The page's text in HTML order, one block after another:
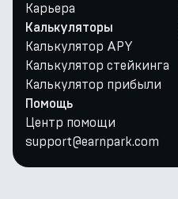
Карьера
Калькуляторы
Калькулятор APY
Калькулятор стейкинга
Калькулятор прибыли
Помощь
Центр помощи
support@earnpark.com